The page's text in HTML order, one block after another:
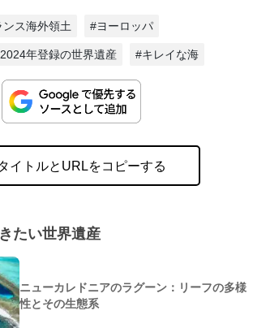
ンス海外領土 #ヨーロッパ
年登録の世界遺産 #キレイな海
イトルとURLをコピーする
たい世界遺産
ニューカレドニアのラグーン：リーフの多様
性とその生態系